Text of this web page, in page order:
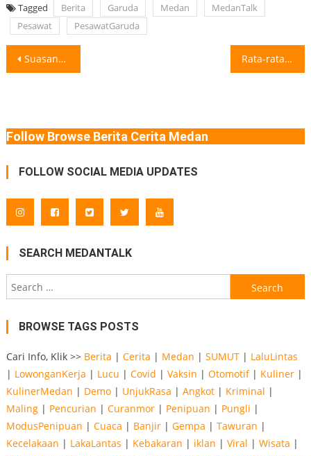
Tagged Berita Garuda Medan
MedanTalk
Pesawat
PesawatGaruda
Post
Suasana Sore di Kota Medan: Harmoni Antara Hiruk Pikuk dan Ketentraman Menjelang Rata-rata Orang RI Kerja 41 Jam/Minggu, Sebulan Gaji Rp2,8 Juta Rata-rata lama
Follow Browse Berita Cerita Medan
FOLLOW SOCIAL MEDIA UPDATES
SEARCH MEDANTALK
Search
for:
BROWSE TAGS POSTS
Cari Info, Klik >> Berita | Cerita | Medan | SUMUT| LaluLintas
| LowonganKerja | Lucu | Covid | Vaksin | Otomotif| Kuliner|
KulinerMedan | Demo| UnjukRasa | Angkot| Kriminal |
Maling| Pencurian | Curanmor| Penipuan | Pungli |
ModusPenipuan | Cuaca | Banjir| Gempa | Tawuran |
Kecelakaan | LakaLantas | Kebakaran | iklan | Viral | Wisata |